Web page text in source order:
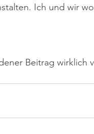
Ich und wir
Beitrag wirklich